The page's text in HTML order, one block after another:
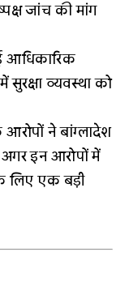
जांच की मांग
आधिकारिक
सुरक्षा व्यवस्था को
ने बांग्लादेश
इन आरोपों में
लिए एक बड़ी